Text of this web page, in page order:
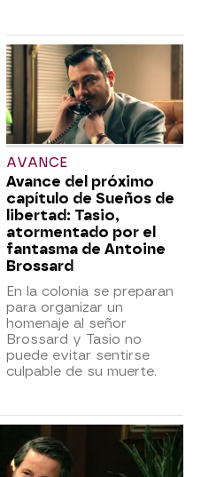
AVANCE
Avance del próximo
capítulo de Sueños de
libertad: Tasio,
atormentado por el
fantasma de Antoine
Brossard
En la colonia se preparan
para organizar un
homenaje al señor
Brossard y Tasio no
puede evitar sentirse
culpable de su muerte.